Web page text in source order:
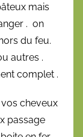
mais
. on
du feu.
autres .
complet .
vos cheveux
passage